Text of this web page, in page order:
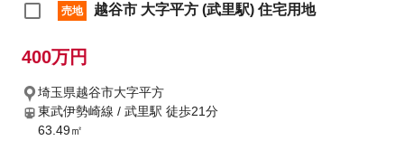
売地 越谷市 大字平方 (武里駅) 住宅用地
400万円
埼玉県越谷市大字平方
東武伊勢崎線 / 武里駅 徒歩21分
63.49㎡